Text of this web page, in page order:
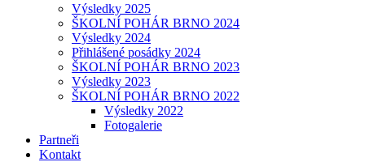
Výsledky 2025
ŠKOLNÍ POHÁR BRNO 2024
Výsledky 2024
Přihlášené posádky 2024
ŠKOLNÍ POHÁR BRNO 2023
Výsledky 2023
ŠKOLNÍ POHÁR BRNO 2022
Výsledky 2022
Fotogalerie
Partneři
Kontakt